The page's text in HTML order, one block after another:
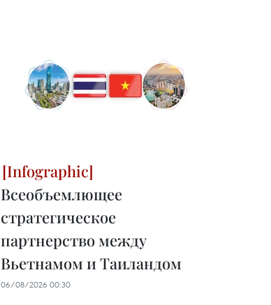
Всеобъемлющее
стратегическое
партнерство между
Вьетнамом и Таиландом
06/08/2026 00:30